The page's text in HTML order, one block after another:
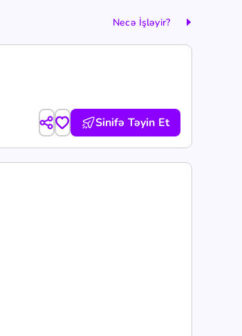
Necə İşləyir?
Sinifə Təyin Et